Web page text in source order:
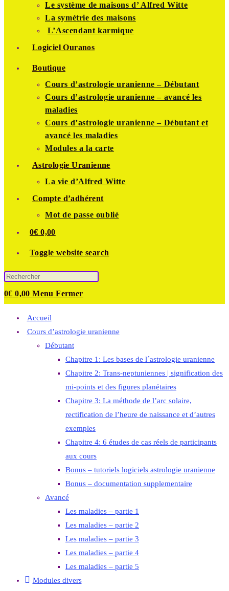
Le système de maisons d’ Alfred Witte
La symétrie des maisons
L’Ascendant karmique
Logiciel Ouranos
Boutique
Cours d’astrologie uranienne – Débutant
Cours d’astrologie uranienne – avancé les
maladies
Cours d’astrologie uranienne – Débutant et
avancé les maladies
Modules a la carte
Astrologie Uranienne
La vie d’Alfred Witte
Compte d’adhérent
Mot de passe oublié
0€ 0,00
Toggle website search
0€ 0,00 Menu Fermer
Accueil
Cours d’astrologie uranienne
Débutant
Chapitre 1: Les bases de l´astrologie uranienne
Chapitre 2: Trans-neptuniennes | signification des
mi-points et des figures planétaires
Chapitre 3: La méthode de l’arc solaire,
rectification de l’heure de naissance et d’autres
exemples
Chapitre 4: 6 études de cas réels de participants
aux cours
Bonus – tutoriels logiciels astrologie uranienne
Bonus – documentation supplementaire
Avancé
Les maladies – partie 1
Les maladies – partie 2
Les maladies – partie 3
Les maladies – partie 4
Les maladies – partie 5
Modules divers